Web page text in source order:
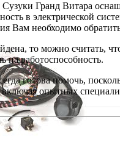
Гранд Витара
в электрической
Вам необходимо
то можно считать,
на работоспособность.
готова помочь,
опытных